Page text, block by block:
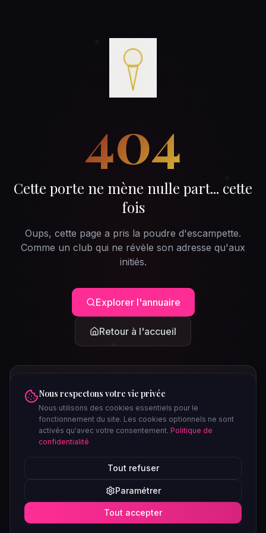
404
Cette porte ne mène nulle part... cette
fois
Oups, cette page a pris la poudre d'escampette.
Comme un club qui ne révèle son adresse qu'aux
initiés.
Explorer l'annuaire
Retour à l'accueil
Soirées ce week-end
Nous respectons votre vie privée
Nous utilisons des cookies essentiels pour le
fonctionnement du site. Les cookies optionnels ne sont
activés qu'avec votre consentement. Politique de
confidentialité
Tout refuser
Paramétrer
Tout accepter